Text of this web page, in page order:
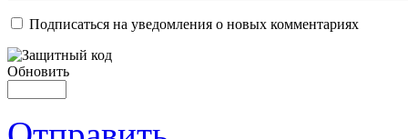
Подписаться на уведомления о новых комментариях
Обновить